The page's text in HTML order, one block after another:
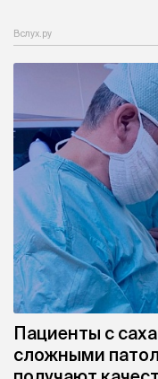
Вслух.ру
Пациенты с
сложными